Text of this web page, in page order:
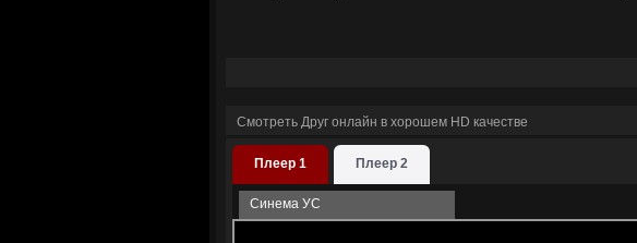
Смотреть Друг онлайн в хорошем HD качестве
Плеер 1 Плеер 2
Синема УС